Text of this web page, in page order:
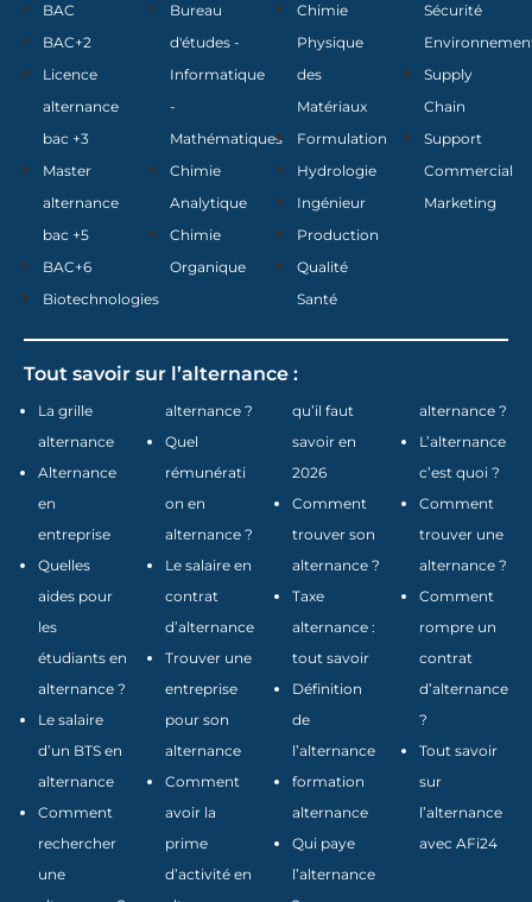
BAC
BAC+2
Licence
alternance
bac +3
Master
alternance
bac +5
BAC+6
Biotechnologies
Bureau
d'études -
Informatique
-
Mathématiques
Chimie
Analytique
Chimie
Organique
Chimie
Physique
des
Matériaux
Formulation
Hydrologie
Ingénieur
Production
Qualité
Santé
Sécurité
Supply
Chain
Support
Commercial
Marketing
Tout savoir sur l’alternance :
La grille
alternance
Alternance
en
entreprise
Quelles
aides pour
les
étudiants en
alternance ?
Le salaire
d’un BTS en
alternance
Comment
rechercher
une
alternance ?
Quel
rémunérati
on en
alternance ?
Le salaire en
contrat
d’alternance
Trouver une
entreprise
pour son
alternance
Comment
avoir la
prime
d’activité en
qu’il faut
savoir en
2026
Comment
trouver son
alternance ?
Taxe
alternance :
tout savoir
Définition
de
l’alternance
formation
alternance
Qui paye
l’alternance
alternance ?
L’alternance
c’est quoi ?
Comment
trouver une
alternance ?
Comment
rompre un
contrat
d’alternance
?
Tout savoir
sur
l’alternance
avec AFi24